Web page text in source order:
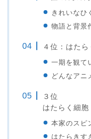
きれいなひ
物語と背景
４位：はたら
一期を観て
どんなアニ
３位
はたらく細
本家のスピ
はたらきす